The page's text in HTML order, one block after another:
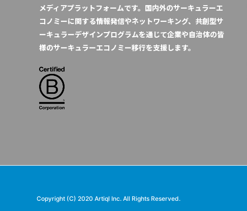
メディアプラットフォームです。国内外のサーキュラーエ
コノミーに関する情報発信やネットワーキング、共創型サ
ーキュラーデザインプログラムを通じて企業や自治体の皆
様のサーキュラーエコノミー移行を支援します。
Copyright (C) 2020 Artiql Inc. All Rights Reserved.